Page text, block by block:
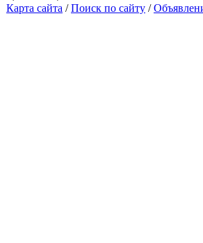
Карта сайта / Поиск по сайту /